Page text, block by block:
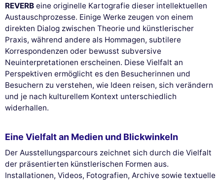
REVERB eine originelle Kartografie dieser intellektuellen
Austauschprozesse. Einige Werke zeugen von einem
direkten Dialog zwischen Theorie und künstlerischer
Praxis, während andere als Hommagen, subtilere
Korrespondenzen oder bewusst subversive
Neuinterpretationen erscheinen. Diese Vielfalt an
Perspektiven ermöglicht es den Besucherinnen und
Besuchern zu verstehen, wie Ideen reisen, sich verändern
und je nach kulturellem Kontext unterschiedlich
widerhallen.
Eine Vielfalt an Medien und Blickwinkeln
Der Ausstellungsparcours zeichnet sich durch die Vielfalt
der präsentierten künstlerischen Formen aus.
Installationen, Videos, Fotografien, Archive sowie textuelle